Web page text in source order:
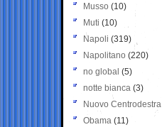
Musso (10)
Muti (10)
Napoli (319)
Napolitano (220)
no global (5)
notte bianca (3)
Nuovo Centrodestra
Obama (11)